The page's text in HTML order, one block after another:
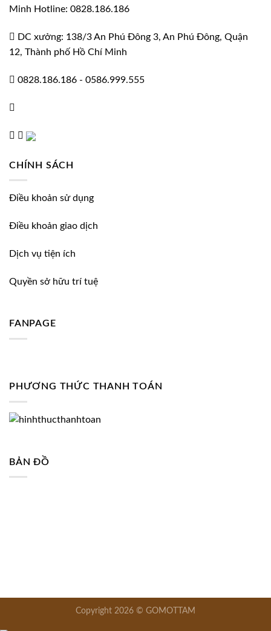
Minh Hotline: 0828.186.186
DC xưởng: 138/3 An Phú Đông 3, An Phú Đông, Quận
12, Thành phố Hồ Chí Minh
0828.186.186 - 0586.999.555
CHÍNH SÁCH
Điều khoản sử dụng
Điều khoản giao dịch
Dịch vụ tiện ích
Quyền sở hữu trí tuệ
FANPAGE
PHƯƠNG THỨC THANH TOÁN
BẢN ĐỒ
Copyright 2026 © GOMOTTAM